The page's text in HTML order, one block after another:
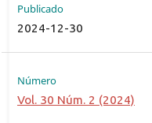
Publicado
2024-12-30
Número
Vol. 30 Núm. 2 (2024)